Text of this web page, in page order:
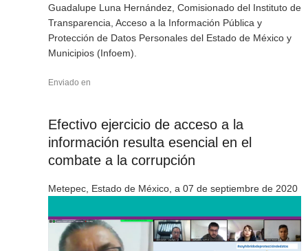
Guadalupe Luna Hernández, Comisionado del Instituto de
Transparencia, Acceso a la Información Pública y
Protección de Datos Personales del Estado de México y
Municipios (Infoem).
Enviado en
Efectivo ejercicio de acceso a la
información resulta esencial en el
combate a la corrupción
Metepec, Estado de México, a 07 de septiembre de 2020